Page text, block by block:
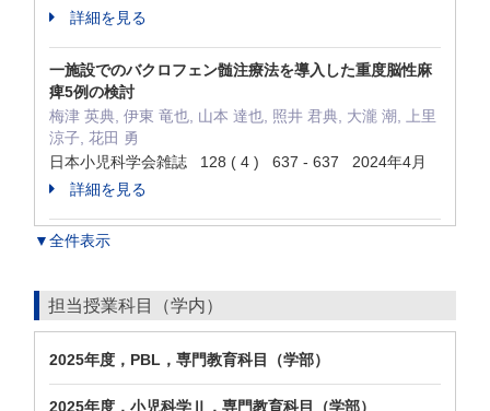
詳細を見る
一施設でのバクロフェン髄注療法を導入した重度脳性麻
痺5例の検討
梅津 英典, 伊東 竜也, 山本 達也, 照井 君典, 大瀧 潮, 上里
涼子, 花田 勇
日本小児科学会雑誌 128 ( 4 ) 637 - 637 2024年4月
詳細を見る
▼全件表示
担当授業科目（学内）
2025年度，PBL，専門教育科目（学部）
2025年度，小児科学Ⅱ，専門教育科目（学部）